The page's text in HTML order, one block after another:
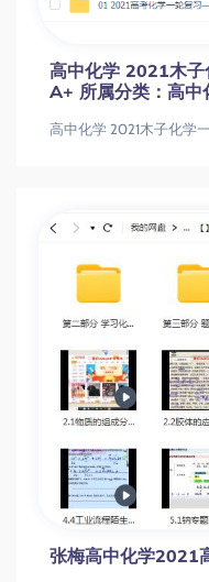
高中化学 2021木
A+ 所属分类：高中
张梅高中化学2021